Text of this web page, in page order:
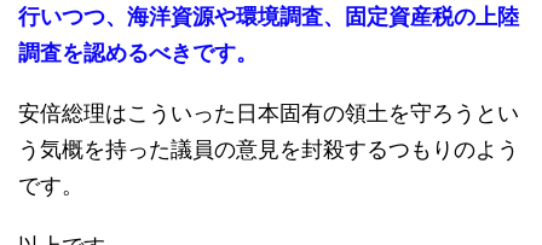
行いつつ、海洋資源や環境調査、固定資産税の上陸
調査を認めるべきです。
安倍総理はこういった日本固有の領土を守ろうとい
う気概を持った議員の意見を封殺するつもりのよう
です。